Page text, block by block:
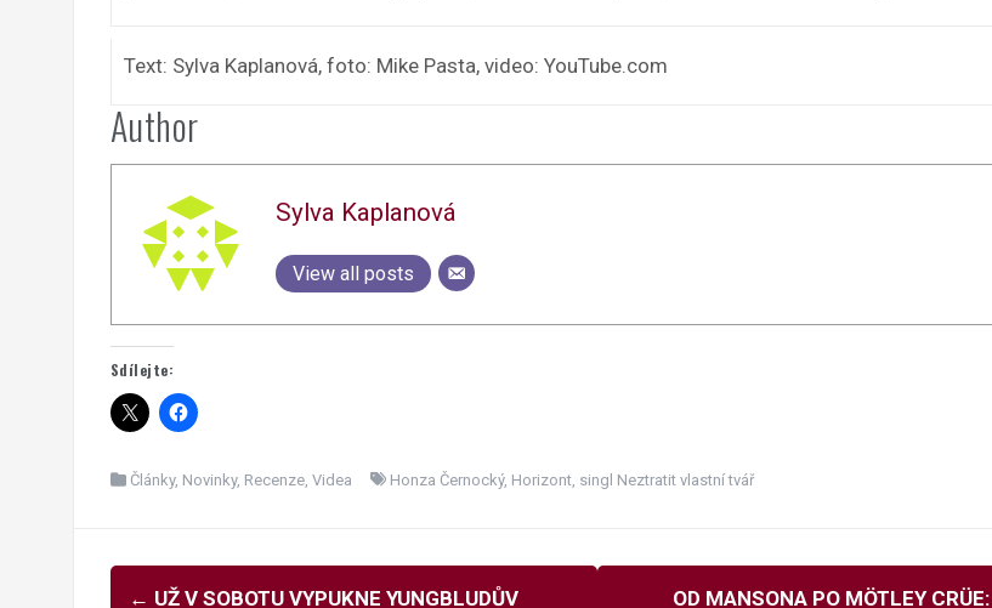
Text: Sylva Kaplanová, foto: Mike Pasta, video: YouTube.com
Author
Sylva Kaplanová
View all posts
Sdílejte:
Články, Novinky, Recenze, Videa Honza Černocký, Horizont, singl Neztratit vlastní tvář
Navigace
← UŽ V SOBOTU VYPUKNE YUNGBLUDŮV
OD MANSONA PO MÖTLEY